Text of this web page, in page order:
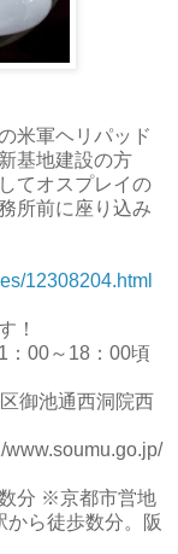
米軍ヘリパッド
基地建設の方
てオスプレイの
所前に座り込み
12308204.html
！
00～18：00頃
御池通西洞院西
分 ※京都市営地
ら徒歩数分。阪